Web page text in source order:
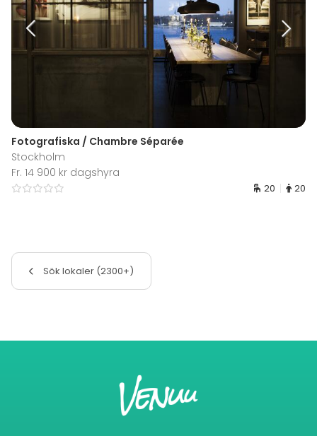
Fotografiska / Chambre Séparée
Stockholm
Fr. 14 900 kr dagshyra
20 20
Sök lokaler (2300+)